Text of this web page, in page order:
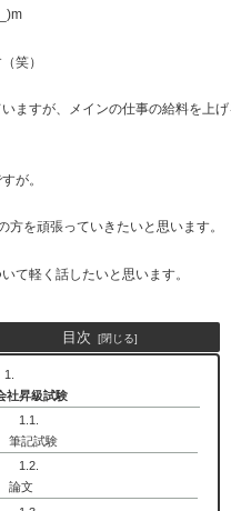
笑）
ますが、メインの仕事の給料を上
が。
方を頑張っていきたいと思います。
て軽く話したいと思います。
目次
社昇級試験
筆記試験
論文